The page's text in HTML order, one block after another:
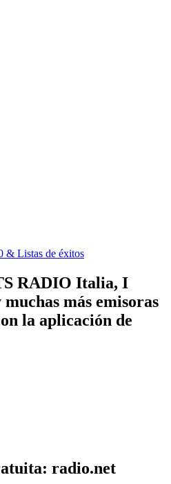
& Listas de éxitos
RADIO Italia, I
más emisoras
la aplicación de
radio.net